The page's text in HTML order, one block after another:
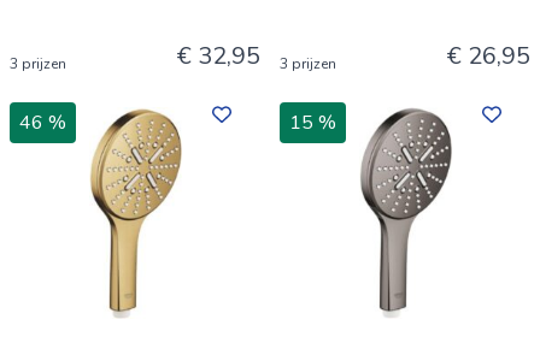
3 prijzen € 32,95 3 prijzen € 26,95
46 % 15 %